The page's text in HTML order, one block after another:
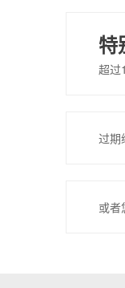
特
超过
过期
或者